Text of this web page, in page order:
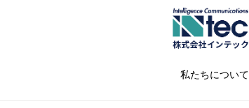
私たちについて